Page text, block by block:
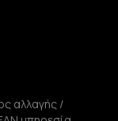
αλλαγής /